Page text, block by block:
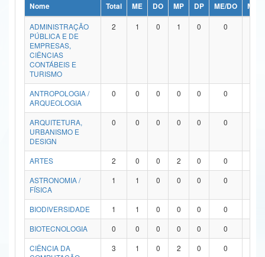
Ministério da Ciência, Tecnologia, Inovações e Comunicações
Ministério do Meio Ambiente
Ministério do Turismo
Ministério do Desenvolvimento Regional
Controladoria-Geral da União
Ministério da Mulher, da Família e dos Direitos Humanos
Secretaria de Governo
Advocacia-Geral da União
Banco Central do Brasil
Nome Total ME DO MP DP ME/DO
MP/
ADMINISTRAÇÃO
PÚBLICA E DE
EMPRESAS,
CIÊNCIAS
CONTÁBEIS E
TURISMO
2 1 0 1 0 0
ANTROPOLOGIA /
ARQUEOLOGIA
0 0 0 0 0 0
ARQUITETURA,
URBANISMO E
DESIGN
0 0 0 0 0 0
ARTES 2 0 0 2 0 0
ASTRONOMIA /
FÍSICA
1 1 0 0 0 0
BIODIVERSIDADE 1 1 0 0 0 0
BIOTECNOLOGIA
0 0 0 0 0 0
CIÊNCIA DA
3 1 0 2 0 0